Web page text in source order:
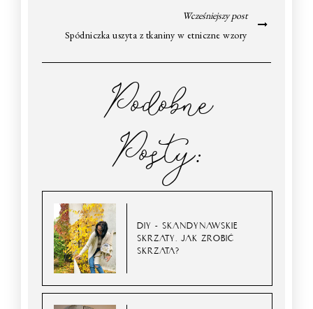
Wcześniejszy post
Spódniczka uszyta z tkaniny w etniczne wzory
Podobne
Posty:
DIY - SKANDYNAWSKIE
SKRZATY. JAK ZROBIĆ
SKRZATA?